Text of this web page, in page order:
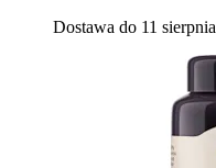
Dostawa do 11 sierpnia